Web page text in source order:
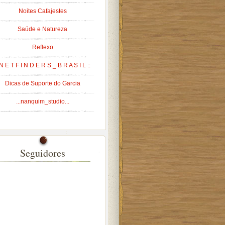
Noites Cafajestes
Saúde e Natureza
Reflexo
E T F I N D E R S _ B R A S I L ::
Dicas de Suporte do Garcia
...nanquim_studio...
Seguidores